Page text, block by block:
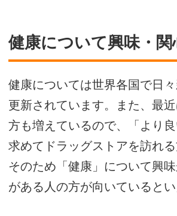
健康について興味・関
健康については世界各国で日
更新されています。また、最
方も増えているので、「より
求めてドラッグストアを訪れる
そのため「健康」について興
がある人の方が向いているとい